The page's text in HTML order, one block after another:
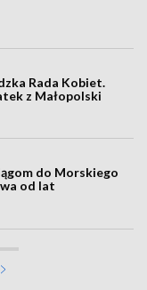
Rada Kobiet.
z Małopolski
do Morskiego
od lat